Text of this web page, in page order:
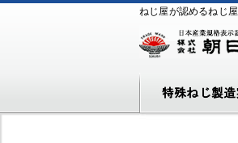
ねじ屋が認めるねじ屋